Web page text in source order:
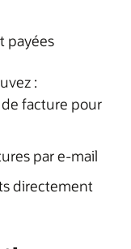
payées
:
facture pour
par e-mail
directement